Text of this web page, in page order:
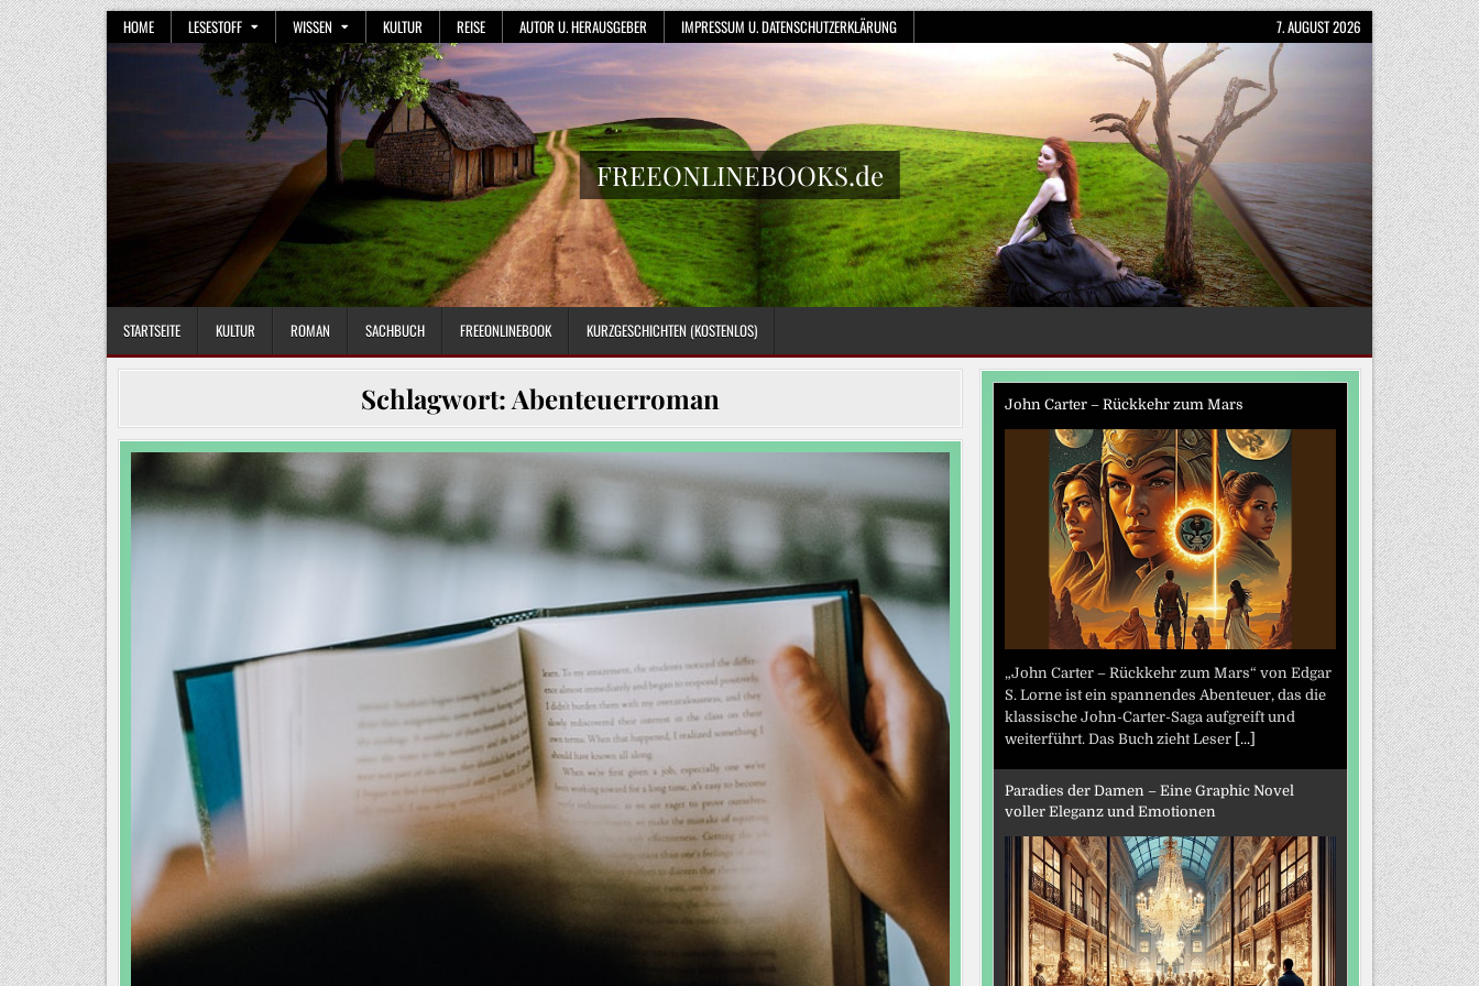
Skip
to
content
HOME LESESTOFF WISSEN KULTUR REISE AUTOR U. HERAUSGEBER IMPRESSUM U. DATENSCHUTZERKLÄRUNG 7. AUGUST 2026
FREEONLINEBOOKS.de
STARTSEITE KULTUR ROMAN SACHBUCH FREEONLINEBOOK KURZGESCHICHTEN (KOSTENLOS)
Schlagwort:Abenteuerroman John Carter – Rückkehr zum Mars
„John Carter – Rückkehr zum Mars“ von Edgar
S. Lorne ist ein spannendes Abenteuer, das die
klassische John-Carter-Saga aufgreift und
weiterführt. Das Buch zieht Leser [...]
Paradies der Damen – Eine Graphic Novel
voller Eleganz und Emotionen